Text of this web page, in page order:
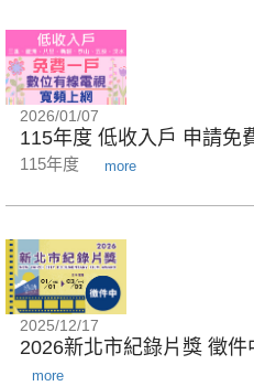
2026/01/07
115年度 低收入戶 申請免
115年度 more
2025/12/17
2026新北市紀錄片獎 徵件
more